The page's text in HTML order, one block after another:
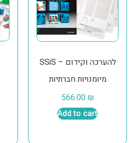
SSiS – להערכה וקידום
מיומנויות חברתיות
566.00 ₪
Add to cart